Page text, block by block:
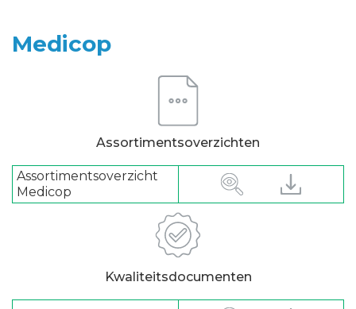
Medicop
Assortimentsoverzichten
Assortimentsoverzicht
Medicop
Kwaliteitsdocumenten